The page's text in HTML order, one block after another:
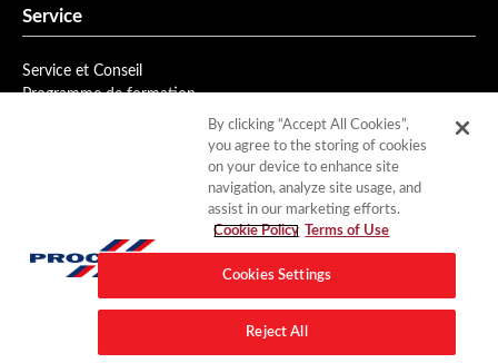
Service
Service et Conseil
Programme de formation
Documentation
By clicking “Accept All Cookies”,
you agree to the storing of cookies
on your device to enhance site
navigation, analyze site usage, and
assist in our marketing efforts.
Cookie Policy Terms of Use
Cookies Settings
Reject All